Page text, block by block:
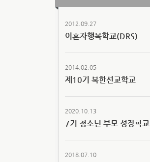
2012.09.27
이혼자행복학교(DRS)
2014.02.05
제10기 북한선교학교
2020.10.13
7기 청소년 부모 성장학교
2018.07.10